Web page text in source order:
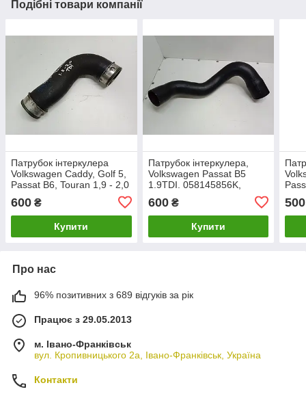
Подібні товари компанії
Патрубок інтеркулера
Volkswagen Caddy, Golf 5,
Passat B6, Touran 1,9 - 2,0
600 ₴
Купити
Патрубок інтеркулера,
Volkswagen Passat B5
1.9TDI. 058145856K,
600₴
Купити
500
Про нас
96% позитивних з 689 відгуків за рік
Працює з 29.05.2013
м. Івано-Франківськ
вул. Кропивницького 2а, Івано-Франківськ, Україна
Контакти